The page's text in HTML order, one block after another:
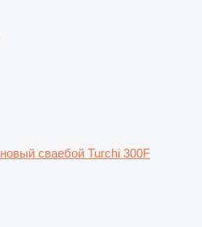
новый сваебой Turchi 300F